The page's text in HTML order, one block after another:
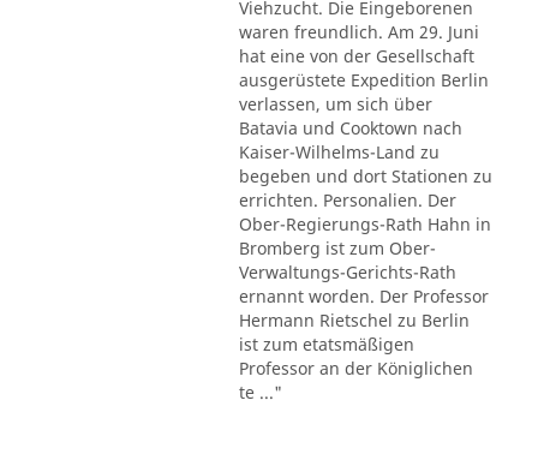
Viehzucht. Die Eingeborenen
waren freundlich. Am 29. Juni
hat eine von der Gesellschaft
ausgerüstete Expedition Berlin
verlassen, um sich über
Batavia und Cooktown nach
Kaiser-Wilhelms-Land zu
begeben und dort Stationen zu
errichten. Personalien. Der
Ober-Regierungs-Rath Hahn in
Bromberg ist zum Ober-
Verwaltungs-Gerichts-Rath
ernannt worden. Der Professor
Hermann Rietschel zu Berlin
ist zum etatsmäßigen
Professor an der Königlichen
te ..."